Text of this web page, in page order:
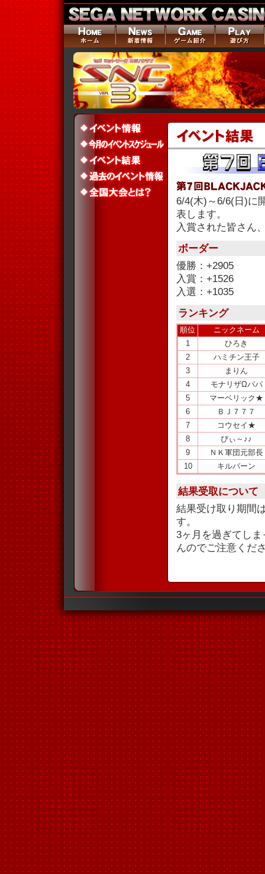
6/4(木)～6/6(日)に
表します。
入賞された皆さん
ボーダー
優勝：+2905
入賞：+1526
入選：+1035
ランキング
順位
ニックネーム
1
ひろき
2
ハミチン王子
3
まりん
4
モナリザΩパパ
5
マーベリック★
6
ＢＪ７７７
7
コウセイ★
8
ぴぃ～♪♪
9
ＮＫ軍団元部長
10
キルバーン
結果受取について
結果受け取り期間
す。
3ヶ月を過ぎてし
んのでご注意くだ